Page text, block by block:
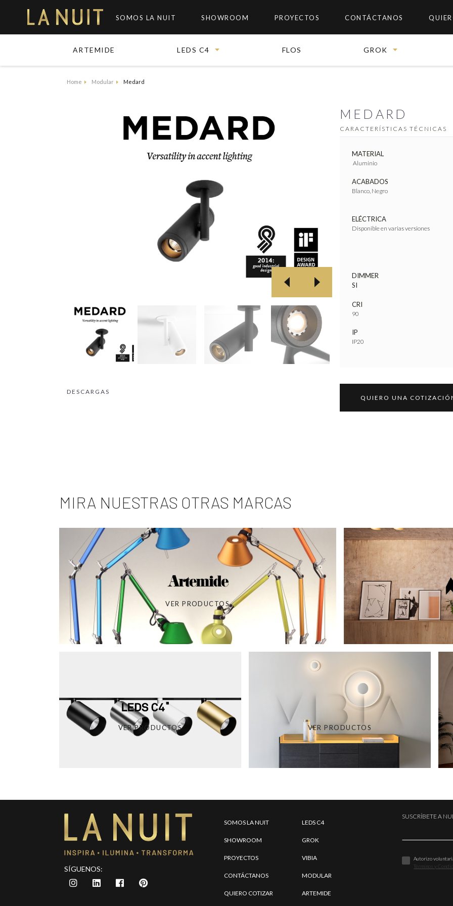
SOMOS LA NUIT SHOWROOM PROYECTOS CONTÁCTANOS
ARTEMIDE LEDS C4 FLOS GROK
Home Modular Medard
DESCARGAS
MEDARD
CARACTERÍSTICAS TÉCNICAS
MATERIAL
Aluminio
ACABADOS
Blanco, Negro
ELÉCTRICA
Disponible en varias versiones
DIMMER
SI
CRI
90
IP
IP20
QUIERO UNA
MIRA NUESTRAS OTRAS MARCAS
VER PRODUCTOS
VER PRODUCTOS VER PRODUCTOS
SÍGUENOS:
SOMOS LA NUIT
SHOWROOM
PROYECTOS
CONTÁCTANOS
QUIERO COTIZAR
LEDS C4
GROK
VIBIA
MODULAR
ARTEMIDE
SUSCRÍBETE A
Autorizo
Términos y